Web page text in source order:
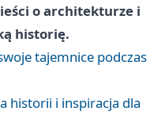
o architekturze i
historię.
tajemnice podczas
historii i inspiracja dla